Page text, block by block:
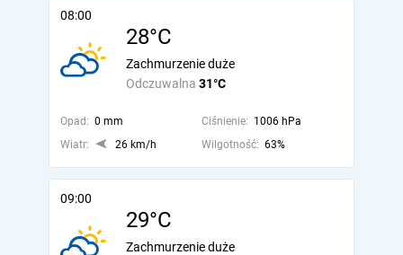
08:00
28°C
Odczuwalna 31°C
Zachmurzenie duże
Opad: 0 mm Ciśnienie: 1006 hPa
Wiatr:
26 km/h Wilgotność: 63%
09:00
29°C
Zachmurzenie duże